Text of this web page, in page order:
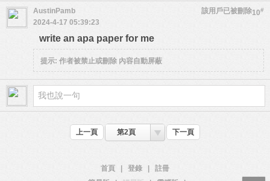
10#
AustinPamb
該用戶已被刪除
2024-4-17 05:39:23
write an apa paper for me
提示: 作者被禁止或刪除 內容自動屏蔽
上一頁 第2頁 下一頁
首頁 登錄
註冊